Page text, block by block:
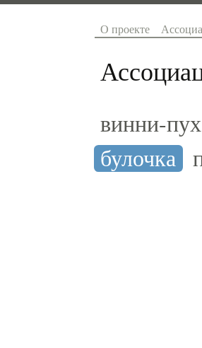
О проекте
винни-пух
булочка